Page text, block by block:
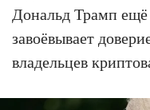
Дональд Трамп ещё
завоёвывает
владельцев